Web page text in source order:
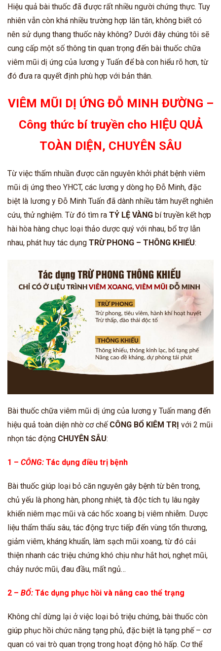
Hiệu quả bài thuốc đã được rất nhiều người chứng thực. Tuy
nhiên vẫn còn khá nhiều trường hợp lăn tăn, không biết có
nên sử dụng thang thuốc này không? Dưới đây chúng tôi sẽ
cung cấp một số thông tin quan trọng đến bài thuốc chữa
viêm mũi dị ứng của lương y Tuấn để bà con hiểu rõ hơn, từ
đó đưa ra quyết định phù hợp với bản thân.
VIÊM MŨI DỊ ỨNG ĐỖ MINH ĐƯỜNG –
Công thức bí truyền cho HIỆU QUẢ
TOÀN DIỆN, CHUYÊN SÂU
Từ việc thấm nhuần được căn nguyên khởi phát bệnh viêm
mũi dị ứng theo YHCT, các lương y dòng họ Đỗ Minh, đặc
biệt là lương y Đỗ Minh Tuấn đã dành nhiều tâm huyết nghiên
cứu, thử nghiệm. Từ đó tìm ra TỶ LỆ VÀNG bí truyền kết hợp
hài hòa hàng chục loại thảo dược quý với nhau, bổ trợ lẫn
nhau, phát huy tác dụng TRỪ PHONG – THÔNG KHIẾU:
Bài thuốc chữa viêm mũi dị ứng của lương y Tuấn mang đến
hiệu quả toàn diện nhờ cơ chế CÔNG BỔ KIÊM TRỊ với 2 mũi
nhọn tác động CHUYÊN SÂU:
1 – CÔNG: Tác dụng điều trị bệnh
Bài thuốc giúp loại bỏ căn nguyên gây bệnh từ bên trong,
chủ yếu là phong hàn, phong nhiệt, tà độc tích tụ lâu ngày
khiến niêm mạc mũi và các hốc xoang bị viêm nhiễm. Dược
liệu thẩm thấu sâu, tác động trực tiếp đến vùng tổn thương,
giảm viêm, kháng khuẩn, làm sạch mũi xoang, từ đó cải
thiện nhanh các triệu chứng khó chịu như hắt hơi, nghẹt mũi,
chảy nước mũi, đau đầu, mất ngủ…
2 – BỔ: Tác dụng phục hồi và nâng cao thể trạng
Không chỉ dừng lại ở việc loại bỏ triệu chứng, bài thuốc còn
giúp phục hồi chức năng tạng phủ, đặc biệt là tạng phế – cơ
quan có vai trò quan trọng trong hoạt động hô hấp. Cơ thể